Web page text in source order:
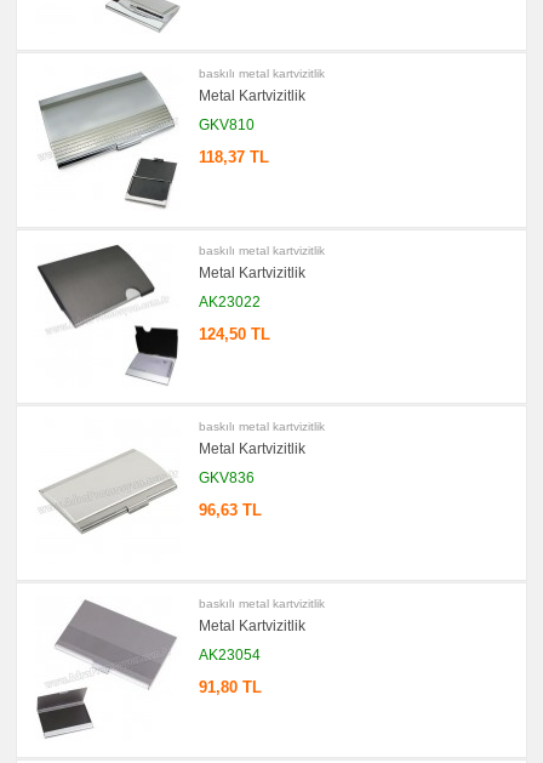
baskılı metal kartvizitlik
Metal Kartvizitlik
GKV810
118,37 TL
baskılı metal kartvizitlik
Metal Kartvizitlik
AK23022
124,50 TL
baskılı metal kartvizitlik
Metal Kartvizitlik
GKV836
96,63 TL
baskılı metal kartvizitlik
Metal Kartvizitlik
AK23054
91,80 TL
Çanta
Askısı
promosyon
PowerBank
&
Bellek
promosyon
Kalemlik
promosyon
Radyo
promosyon
promosyon
Bardak
&
Para
Tabağı
promosyon
Evrak